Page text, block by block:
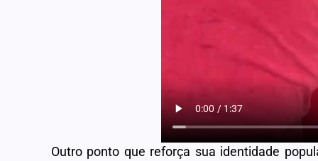
Outro ponto que reforça sua identidade